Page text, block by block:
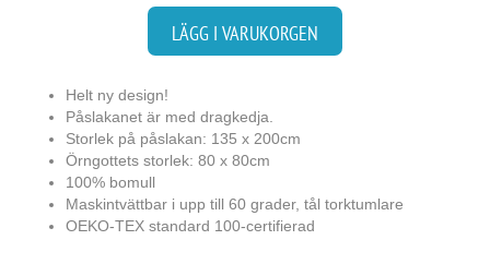
LÄGG I VARUKORGEN
Helt ny design!
Påslakanet är med dragkedja.
Storlek på påslakan: 135 x 200cm
Örngottets storlek: 80 x 80cm
100% bomull
Maskintvättbar i upp till 60 grader, tål torktumlare
OEKO-TEX standard 100-certifierad